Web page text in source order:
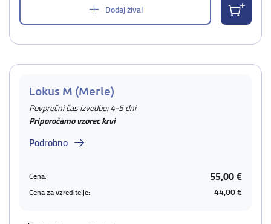
Dodaj žival
Lokus M (Merle)
Povprečni čas izvedbe: 4-5 dni
Priporočamo vzorec krvi
Podrobno
Cena: 55,00 €
Cena za vzreditelje: 44,00 €